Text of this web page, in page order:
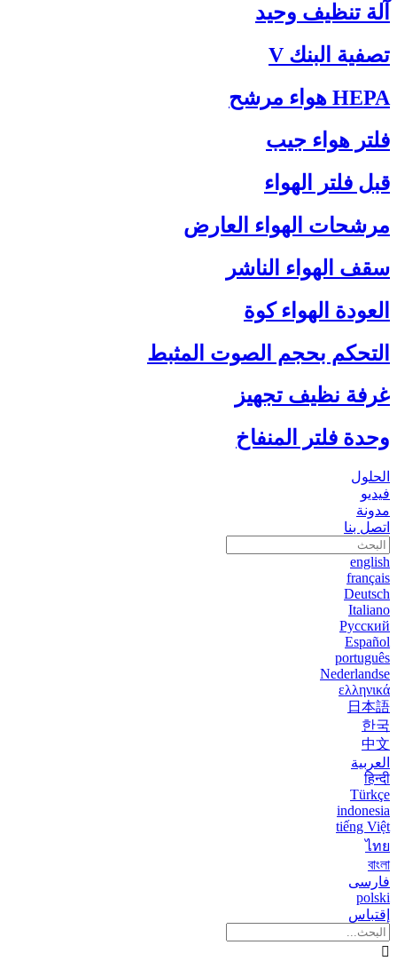
آلة تنظيف وحيد
تصفية البنك V
HEPA هواء مرشح
فلتر هواء جيب
قبل فلتر الهواء
مرشحات الهواء العارض
سقف الهواء الناشر
العودة الهواء كوة
التحكم بحجم الصوت المثبط
غرفة نظيف تجهيز
وحدة فلتر المنفاخ
الحلول
فيديو
مدونة
اتصل بنا
english
français
Deutsch
Italiano
Русский
Español
português
Nederlandse
ελληνικά
日本語
한국
中文
العربية
हिन्दी
Türkçe
indonesia
tiếng Việt
ไทย
বাংলা
فارسی
polski
إقتباس
